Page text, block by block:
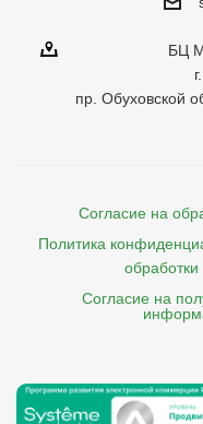
БЦ
пр. Обуховской
Согласие на
Политика
Согласие на